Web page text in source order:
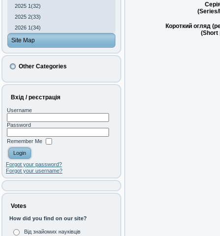
2025 1(32)
2025 2(33)
2026 1(34)
Site Map
Other Categories
Вхід / реєстрація
Username
Password
Remember Me
Forgot your password?
Forgot your username?
Votes
How did you find on our site?
Від знайомих науківців
Короткий огляд
(Short